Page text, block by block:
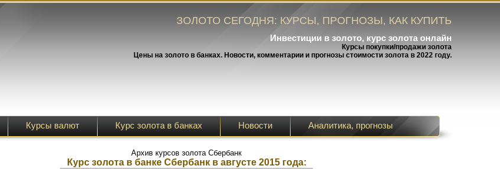
ЗОЛОТО СЕГОДНЯ: КУРСЫ, ПРОГНОЗЫ, КАК КУПИТЬ
Инвестиции в золото, курс золота онлайн
Курсы покупки/продажи золота
Цены на золото в банках. Новости, комментарии и прогнозы стоимости золота в 2022 году.
Курсы валют Курс золота в банках Новости Аналитика, прогнозы
Архив курсов золота Сбербанк
Курс золота в банке Сбербанк в августе 2015 года: